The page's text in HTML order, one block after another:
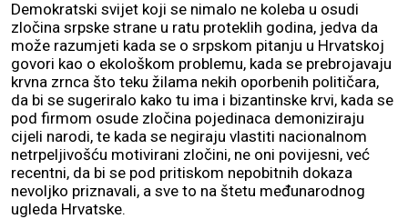
Demokratski svijet koji se nimalo ne koleba u osudi
zločina srpske strane u ratu proteklih godina, jedva da
može razumjeti kada se o srpskom pitanju u Hrvatskoj
govori kao o ekološkom problemu, kada se prebrojavaju
krvna zrnca što teku žilama nekih oporbenih političara,
da bi se sugeriralo kako tu ima i bizantinske krvi, kada se
pod firmom osude zločina pojedinaca demoniziraju
cijeli narodi, te kada se negiraju vlastiti nacionalnom
netrpeljivošću motivirani zločini, ne oni povijesni, već
recentni, da bi se pod pritiskom nepobitnih dokaza
nevoljko priznavali, a sve to na štetu međunarodnog
ugleda Hrvatske.